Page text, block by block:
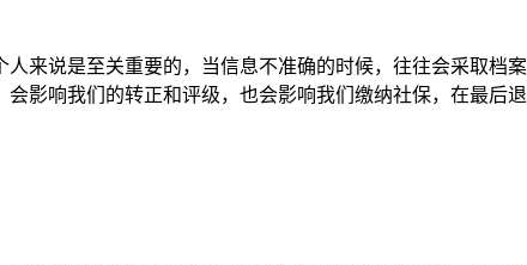
来说是至关重要的，当信息不准确的时候，往往会采取档
影响我们的转正和评级，也会影响我们缴纳社保，在最后